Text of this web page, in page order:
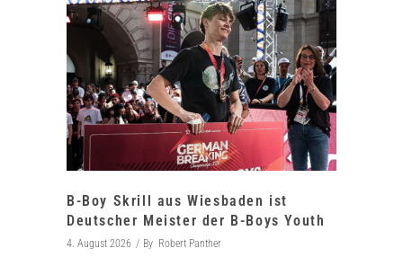
B-Boy Skrill aus Wiesbaden ist
Deutscher Meister der B-Boys Youth
4. August 2026 By Robert Panther